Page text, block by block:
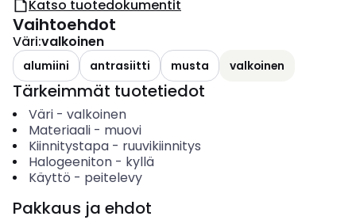
Katso tuotedokumentit
Vaihtoehdot
Väri:valkoinen
alumiini antrasiitti musta valkoinen
Tärkeimmät tuotetiedot
Väri- valkoinen
Materiaali- muovi
Kiinnitystapa- ruuvikiinnitys
Halogeeniton- kyllä
Käyttö - peitelevy
Pakkaus ja ehdot